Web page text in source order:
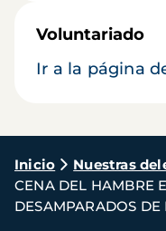
Voluntariado
Ir a la página
Ruta
de
navegación
Inicio Nuestras
CENA DEL HAMBRE
DESAMPARADOS DE